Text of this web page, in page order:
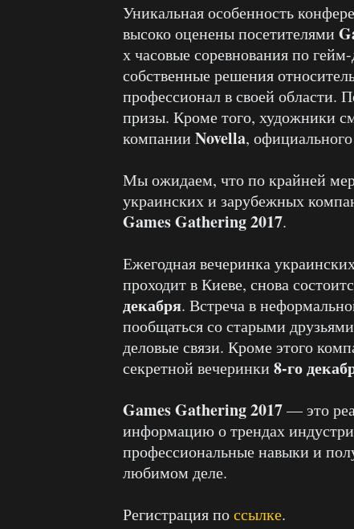
Уникальная особенность
высоко оценены посетителями
х часовые соревнования по
собственные решения
профессионал в своей области.
призы. Кроме того, художники
компании Novella,
Мы ожидаем, что по крайней
украинских и зарубежных
Games Gathering 2017.
Ежегодная вечеринка
проходит в Киеве, снова
декабря. Встреча в
пообщаться со старыми
деловые связи. Кроме этого
секретной вечеринки 8-го
Games Gathering 2017— это
информацию о трендах
профессиональные навыки и
любимом деле.
Регистрация поссылке.